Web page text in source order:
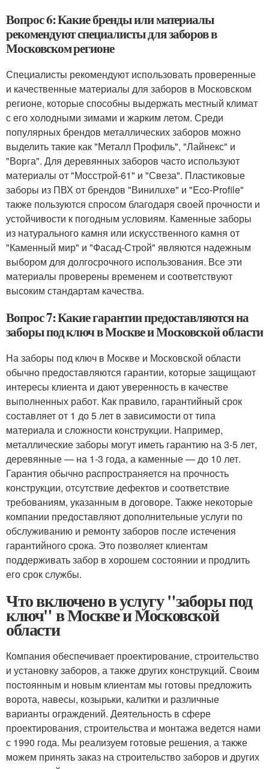
Вопрос 6: Какие бренды или материалы
рекомендуют специалисты для заборов в
Московском регионе
Специалисты рекомендуют использовать проверенные
и качественные материалы для заборов в Московском
регионе, которые способны выдержать местный климат
с его холодными зимами и жарким летом. Среди
популярных брендов металлических заборов можно
выделить такие как "Металл Профиль", "Лайнекс" и
"Ворга". Для деревянных заборов часто используют
материалы от "Мосстрой-61" и "Свеза". Пластиковые
заборы из ПВХ от брендов "Винилuxe" и "Eco-Profile"
также пользуются спросом благодаря своей прочности и
устойчивости к погодным условиям. Каменные заборы
из натурального камня или искусственного камня от
"Каменный мир" и "Фасад-Строй" являются надежным
выбором для долгосрочного использования. Все эти
материалы проверены временем и соответствуют
высоким стандартам качества.
Вопрос 7: Какие гарантии предоставляются на
заборы под ключ в Москве и Московской области
На заборы под ключ в Москве и Московской области
обычно предоставляются гарантии, которые защищают
интересы клиента и дают уверенность в качестве
выполненных работ. Как правило, гарантийный срок
составляет от 1 до 5 лет в зависимости от типа
материала и сложности конструкции. Например,
металлические заборы могут иметь гарантию на 3-5 лет,
деревянные — на 1-3 года, а каменные — до 10 лет.
Гарантия обычно распространяется на прочность
конструкции, отсутствие дефектов и соответствие
требованиям, указанным в договоре. Также некоторые
компании предоставляют дополнительные услуги по
обслуживанию и ремонту заборов после истечения
гарантийного срока. Это позволяет клиентам
поддерживать забор в хорошем состоянии и продлить
его срок службы.
Что включено в услугу "заборы под
ключ" в Москве и Московской
области
Компания обеспечивает проектирование, строительство
и установку заборов, а также других конструкций. Своим
постоянным и новым клиентам мы готовы предложить
ворота, навесы, козырьки, калитки и различные
варианты ограждений. Деятельность в сфере
проектирования, строительства и монтажа ведется нами
с 1990 года. Мы реализуем готовые решения, а также
можем принять заказ на строительство заборов и других